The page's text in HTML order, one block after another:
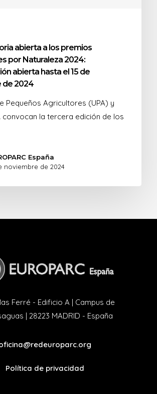
abierta a los premios
por Naturaleza 2024:
abierta hasta el 15 de
de 2024
Pequeños Agricultores (UPA) y
convocan la tercera edición de los
España
noviembre de 2024
Ferré - Edificio A | Campus de
| 28223 MADRID - España
Política de privacidad